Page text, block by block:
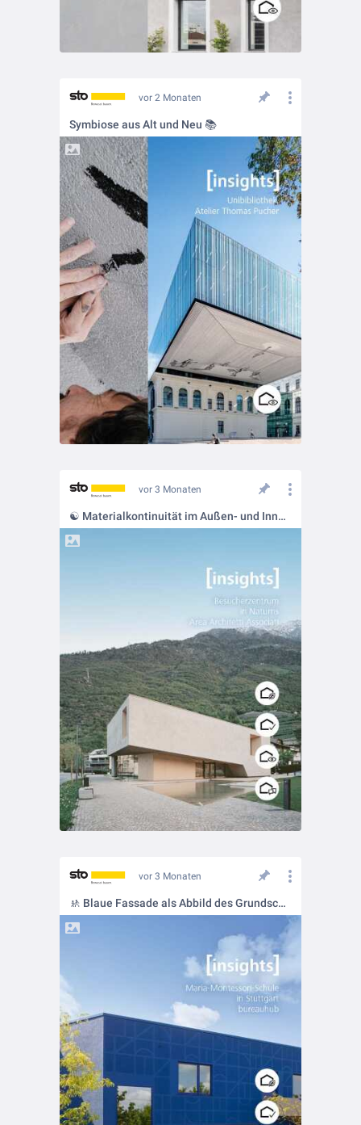
vor 2 Monaten
Symbiose aus Alt und Neu 📚
vor 3 Monaten
☯️ Materialkontinuität im Außen- und Innenraum
vor 3 Monaten
🚸 Blaue Fassade als Abbild des Grundschulalters